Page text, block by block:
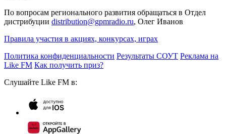
По вопросам регионального развития обращаться в Отдел
дистрибуции distribution@gpmradio.ru, Олег Иванов
Правила участия в акциях, конкурсах, играх
Политика конфиденциальности Результаты СОУТ Реклама на
Like FM Как получить приз?
Слушайте Like FM в: